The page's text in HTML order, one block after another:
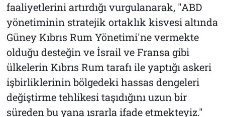
faaliyetlerini artırdığı vurgulanarak, "ABD
yönetiminin stratejik ortaklık kisvesi altında
Güney Kıbrıs Rum Yönetimi'ne vermekte
olduğu desteğin ve İsrail ve Fransa gibi
ülkelerin Kıbrıs Rum tarafı ile yaptığı askeri
işbirliklerinin bölgedeki hassas dengeleri
değiştirme tehlikesi taşıdığını uzun bir
süreden bu yana ısrarla ifade etmekteyiz."